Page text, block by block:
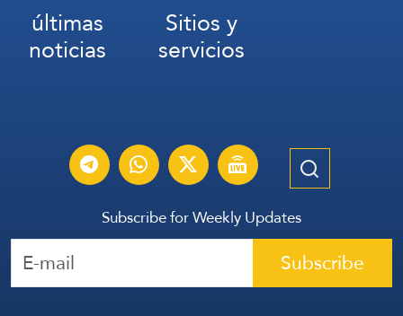
últimas
noticias
Sitios y
servicios
Subscribe for Weekly Updates
Subscribe